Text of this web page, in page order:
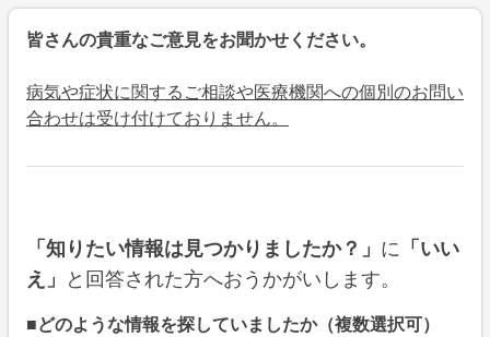
皆さんの貴重なご意見をお聞かせください。
病気や症状に関するご相談や医療機関への個別のお問い
合わせは受け付けておりません。
「知りたい情報は見つかりましたか？」 に 「いい
え」 と回答された方へおうかがいします。
■どのような情報を探していましたか（複数選択可）